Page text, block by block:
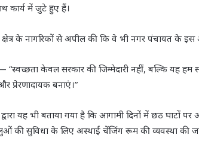
कार्य में जुटे हुए हैं।
ने क्षेत्र के नागरिकों से अपील की कि वे भी नगर पंचायत के
“स्वच्छता केवल सरकार की जिम्मेदारी नहीं, बल्कि यह
प्रेरणादायक बनाएं।”
यह भी बताया गया है कि आगामी दिनों में छठ घाटों
की सुविधा के लिए अस्थाई चेंजिंग रूम की व्यवस्था की